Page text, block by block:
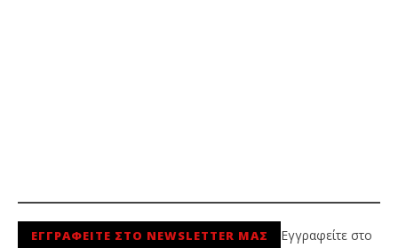
ΕΓΓΡΑΦΕΙΤΕ ΣΤΟ NEWSLETTER ΜΑΣ
Εγγραφείτε στο